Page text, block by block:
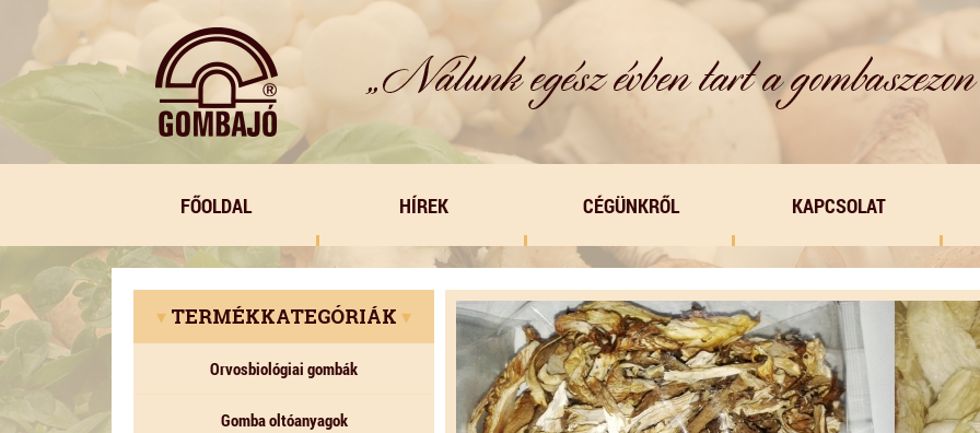
FŐOLDAL HÍREK CÉGÜNKRŐL KAPCSOLAT
▾ TERMÉKKATEGÓRIÁK ▾
Orvosbiológiai gombák
Gomba oltóanyagok